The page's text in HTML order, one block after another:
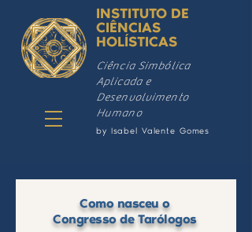
INSTITUTO DE
CIÊNCIAS
HOLÍSTICAS
by Isabel Valente Gomes
Ciência Simbólica
Aplicada e
Desenvolvimento
Humano
Como nasceu o
Congresso de Tarólogos